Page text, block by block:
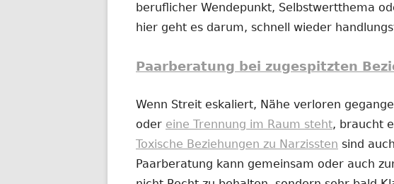
beruflicher Wendepunkt, Selbstwertthema
hier geht es darum, schnell wieder
Paarberatung bei zugespitzten
Wenn Streit eskaliert, Nähe verloren
oder eine Trennung im Raum steht, braucht
Toxische Beziehungen zu Narzissten sind
Paarberatung kann gemeinsam oder auch